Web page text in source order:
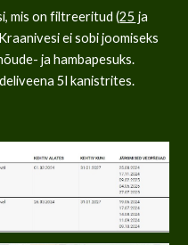
mis on filtreeritud (25 ja
ei sobi joomiseks
ja hambapesuks.
5l kanistrites.